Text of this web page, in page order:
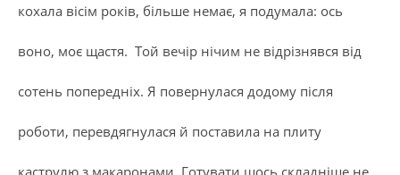
кохала вісім років, більше немає, я подумала: ось
воно, моє щастя. Той вечір нічим не відрізнявся від
сотень попередніх. Я повернулася додому після
роботи, перевдягнулася й поставила на плиту
каструлю з макаронами. Готувати щось складніше не